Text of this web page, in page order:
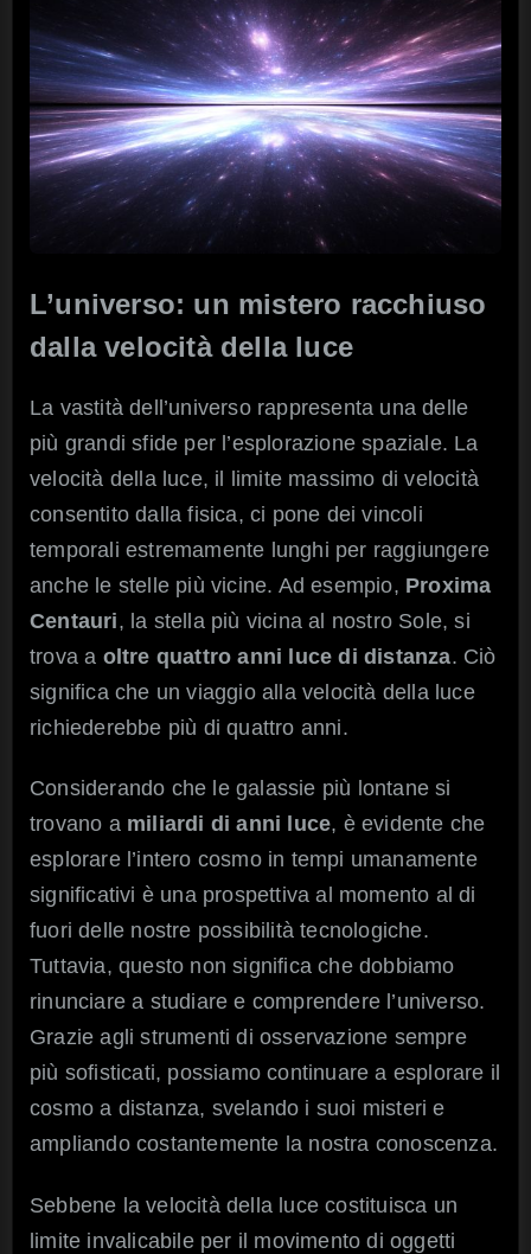
L’universo: un mistero racchiuso
dalla velocità della luce
La vastità dell’universo rappresenta una delle
più grandi sfide per l’esplorazione spaziale. La
velocità della luce, il limite massimo di velocità
consentito dalla fisica, ci pone dei vincoli
temporali estremamente lunghi per raggiungere
anche le stelle più vicine. Ad esempio, Proxima
Centauri, la stella più vicina al nostro Sole, si
trova a oltre quattro anni luce di distanza. Ciò
significa che un viaggio alla velocità della luce
richiederebbe più di quattro anni.
Considerando che le galassie più lontane si
trovano a miliardi di anni luce, è evidente che
esplorare l’intero cosmo in tempi umanamente
significativi è una prospettiva al momento al di
fuori delle nostre possibilità tecnologiche.
Tuttavia, questo non significa che dobbiamo
rinunciare a studiare e comprendere l’universo.
Grazie agli strumenti di osservazione sempre
più sofisticati, possiamo continuare a esplorare il
cosmo a distanza, svelando i suoi misteri e
ampliando costantemente la nostra conoscenza.
Sebbene la velocità della luce costituisca un
limite invalicabile per il movimento di oggetti